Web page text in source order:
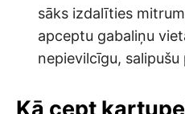
sāks izdalīties
apceptu gabaliņu
nepievilcīgu, salipušu